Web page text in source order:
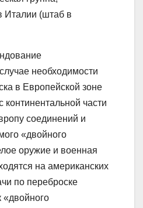
Италии (штаб в
необходимости
в Европейской зоне
континентальной части
соединений и
«двойного
оружие и военная
на американских
по переброске
«двойного